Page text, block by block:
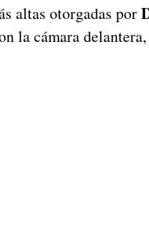
altas otorgadas por
la cámara